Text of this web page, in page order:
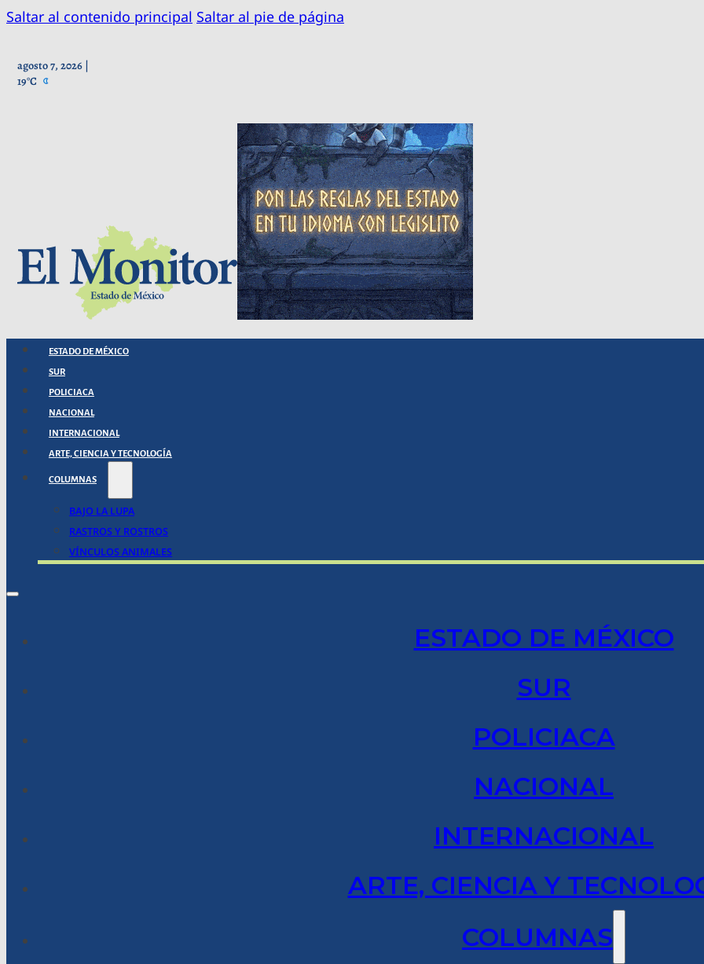
Saltar al contenido principal Saltar al pie de página
agosto 7, 2026 |
19°C
ESTADO DE MÉXICO
SUR
POLICIACA
NACIONAL
INTERNACIONAL
ARTE, CIENCIA Y TECNOLOGÍA
COLUMNAS
BAJO LA LUPA
RASTROS Y ROSTROS
VÍNCULOS ANIMALES
ESTADO DE MÉXICO
SUR
POLICIACA
NACIONAL
INTERNACIONAL
ARTE, CIENCIA Y
COLUMNAS